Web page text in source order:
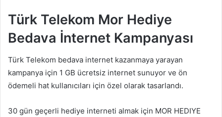
Türk Telekom Mor Hediye
Bedava İnternet Kampanyası
Türk Telekom bedava internet kazanmaya yarayan
kampanya için 1 GB ücretsiz internet sunuyor ve ön
ödemeli hat kullanıcıları için özel olarak tasarlandı.
30 gün geçerli hediye interneti almak için MOR HEDIYE